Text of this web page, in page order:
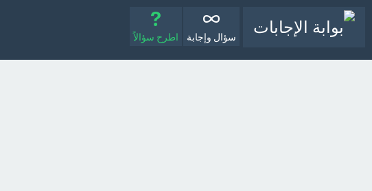
سؤال وإجابة اطرح سؤالاً